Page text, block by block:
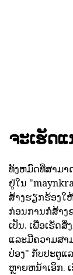
ຈະເຮັດ
ທັງຫມົດທີ່ສາມາ
ຢູ່ໃນ
ສ້າງຮຽກຮ້ອງໃ
ກ່ອນການກໍ່ສ້າງ
ເປັນ. ເພື່ອເຮັດ
ແລະມີຄວາມສາ
ປ່ອງ" ກັບປະຕູແ
ຫຼາຍຫນ້າເອິກ.